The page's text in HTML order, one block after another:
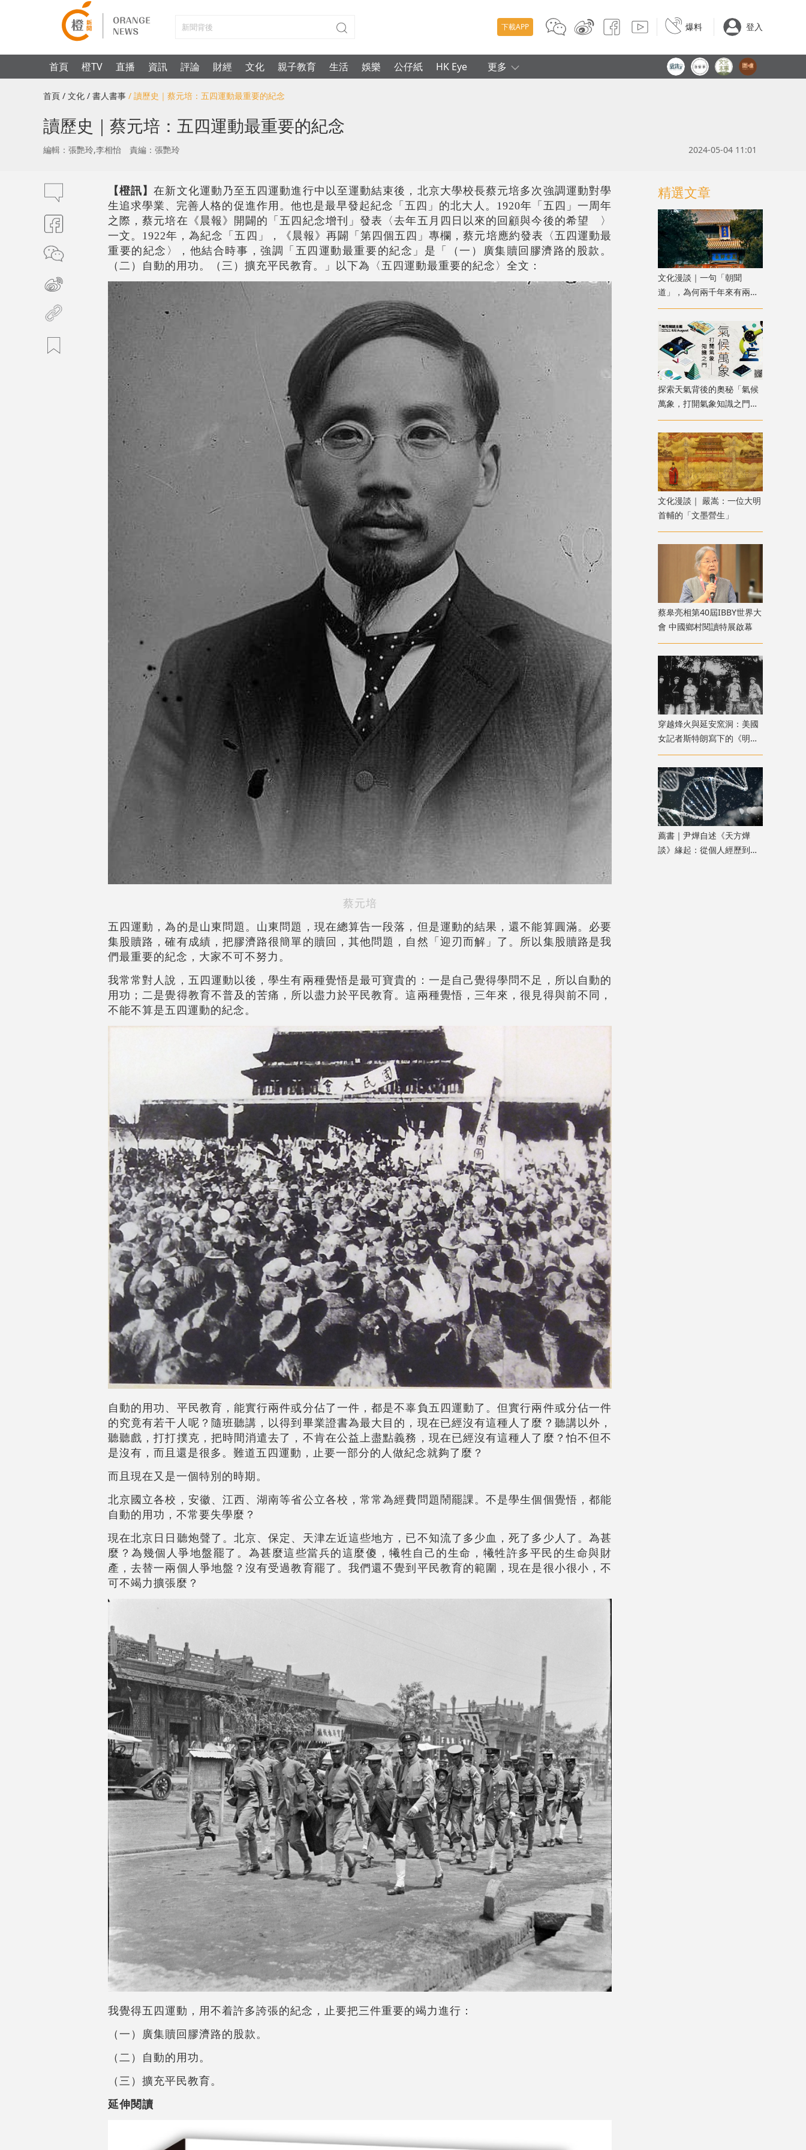
下載APP 爆料 登入
首頁 橙TV 直播 資訊 評論 財經 文化 親子教育 生活 娛樂 公仔紙 HK Eye 更多
首頁 / 文化 / 書人書事 / 讀歷史｜蔡元培：五四運動最重要的紀念
讀歷史｜蔡元培：五四運動最重要的紀念
編輯：張艷玲,李相怡 責編：張艷玲 2024-05-04 11:01
【橙訊】在新文化運動乃至五四運動進行中以至運動結束後，北京大學校長蔡元培多次強調運動對學
生追求學業、完善人格的促進作用。 他也是最早發起紀念「五四」的北大人。1920年「五四」一周年
之際，蔡元培在《晨報》開闢的「五四紀念增刊」發表〈去年五月四日以來的回顧與今後的希望 〉
一文。1922年，為紀念「五四」，《晨報》再闢「第四個五四」專欄，蔡元培應約發表〈五四運動最
重要的紀念〉，他結合時事，強調「五四運動最重要的紀念」是「（一）廣集贖回膠濟路的股款。
（二）自動的用功。（三）擴充平民教育。」以下為〈五四運動最重要的紀念〉全文：
蔡元培
五四運動，為的是山東問題。山東問題，現在總算告一段落，但是運動的結果，還不能算圓滿。必要
集股贖路，確有成績，把膠濟路很簡單的贖回，其他問題，自然「迎刃而解」了。所以集股贖路是我
們最重要的紀念，大家不可不努力。
我常常對人說，五四運動以後，學生有兩種覺悟是最可寶貴的：一是自己覺得學問不足，所以自動的
用功；二是覺得教育不普及的苦痛，所以盡力於平民教育。這兩種覺悟，三年來，很見得與前不同，
不能不算是五四運動的紀念。
自動的用功、平民教育，能實行兩件或分佔了一件，都是不辜負五四運動了。但實行兩件或分佔一件
的究竟有若干人呢？隨班聽講，以得到畢業證書為最大目的，現在已經沒有這種人了麼？聽講以外，
聽聽戲，打打撲克，把時間消遣去了，不肯在公益上盡點義務，現在已經沒有這種人了麼？怕不但不
是沒有，而且還是很多。難道五四運動，止要一部分的人做紀念就夠了麼？
而且現在又是一個特別的時期。
北京國立各校，安徽、江西、湖南等省公立各校，常常為經費問題鬧罷課。不是學生個個覺悟，都能
自動的用功，不常要失學麼？
現在北京日日聽炮聲了。北京、保定、天津左近這些地方，已不知流了多少血，死了多少人了。為甚
麼？為幾個人爭地盤罷了。為甚麼這些當兵的這麼傻，犧牲自己的生命，犧牲許多平民的生命與財
產，去替一兩個人爭地盤？沒有受過教育罷了。我們還不覺到平民教育的範圍，現在是很小很小，不
可不竭力擴張麼？
我覺得五四運動，用不着許多誇張的紀念，止要把三件重要的竭力進行：
（一）廣集贖回膠濟路的股款。
（二）自動的用功。
（三）擴充平民教育。
延伸閱讀
精選文章
文化漫談｜一句「朝聞
道」，為何兩千年來有兩種
解讀？
探索天氣背後的奧秘「氣候
萬象，打開氣象知識之門」
主題書展
文化漫談｜ 嚴嵩：一位大明
首輔的「文墨營生」
蔡皋亮相第40屆IBBY世界大
會 中國鄉村閱讀特展啟幕
穿越烽火與延安窯洞：美國
女記者斯特朗寫下的《明日
中國》
薦書｜尹燁自述《天方燁
談》緣起：從個人經歷到生